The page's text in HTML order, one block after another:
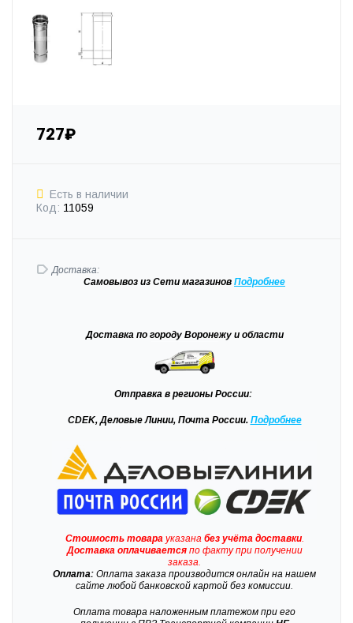
727₽
Есть в наличии
Код: 11059
Доставка:
Самовывоз из Сети магазинов Подробнее
Доставка по городу Воронежу и области
Отправка в регионы России:
CDEK, Деловые Линии, Почта России. Подробнее
Стоимость товарауказана без учёта доставки.
Доставкаоплачиваетсяпо факту при получении
заказа.
Оплата: Оплата заказа производится онлайн на нашем
сайте любой банковской картой без комиссии.
Оплата товара наложенным платежом при его